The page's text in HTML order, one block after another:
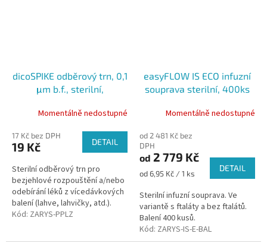
dicoSPIKE odběrový trn, 0,1
μm b.f., sterilní,
zelený, 1ks
Momentálně nedostupné
17 Kč bez DPH
19 Kč DETAIL
Sterilní odběrový trn pro
bezjehlové rozpouštění a/nebo
odebírání léků z vícedávkových
balení (lahve, lahvičky, atd.).
Kód: ZARYS-PPLZ
easyFLOW IS ECO infuzní
souprava sterilní, 400ks
Momentálně nedostupné
od 2 481 Kč bez
DPH
od 2 779 Kč
Měrná
od 6,95 Kč / 1 ks
DETAIL
Sterilní infuzní souprava. Ve
variantě s ftaláty a bez ftalátů.
Balení 400 kusů.
Kód: ZARYS-IS-E-BAL